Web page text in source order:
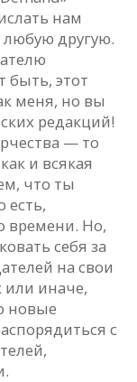
нам
любую другую.
быть, этот
меня, но вы
редакций!
— то
и всякая
что ты
есть,
времени. Но,
себя за
на свои
иначе,
новые
с